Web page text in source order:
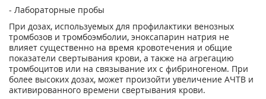
- Лабораторные пробы
При дозах, используемых для профилактики венозных
тромбозов и тромбоэмболии, эноксапарин натрия не
влияет существенно на время кровотечения и общие
показатели свертывания крови, а также на агрегацию
тромбоцитов или на связывание их с фибриногеном. При
более высоких дозах, может произойти увеличение АЧТВ и
активированного времени свертывания крови.